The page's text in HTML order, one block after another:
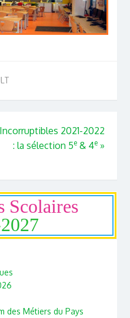
Incorruptibles 2021-2022
: la sélection 5e & 4e »
Scolaires
des Métiers du Pays